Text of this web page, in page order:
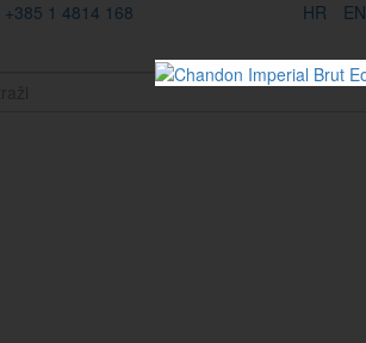
+385 1 4814 168 HR EN